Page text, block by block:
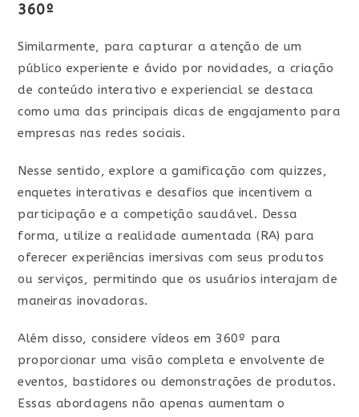
360º
Similarmente, para capturar a atenção de um
público experiente e ávido por novidades, a criação
de conteúdo interativo e experiencial se destaca
como uma das principais dicas de engajamento para
empresas nas redes sociais.
Nesse sentido, explore a gamificação com quizzes,
enquetes interativas e desafios que incentivem a
participação e a competição saudável. Dessa
forma, utilize a realidade aumentada (RA) para
oferecer experiências imersivas com seus produtos
ou serviços, permitindo que os usuários interajam de
maneiras inovadoras.
Além disso, considere vídeos em 360º para
proporcionar uma visão completa e envolvente de
eventos, bastidores ou demonstrações de produtos.
Essas abordagens não apenas aumentam o